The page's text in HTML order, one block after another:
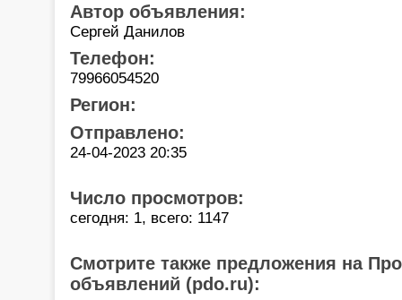
Автор объявления:
Сергей Данилов
Телефон:
79966054520
Регион:
Отправлено:
24-04-2023 20:35
Число просмотров:
сегодня: 1, всего: 1147
Смотрите также предложения на
объявлений (pdo.ru):